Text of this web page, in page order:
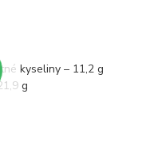
kyseliny – 11,2 g
g